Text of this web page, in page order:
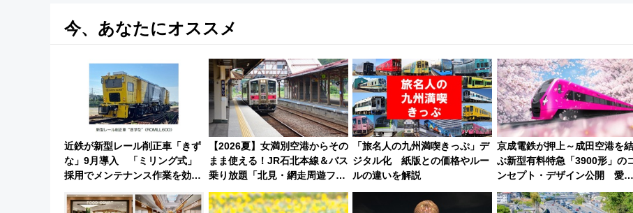
今、あなたにオススメ
近鉄が新型レール削正車「きず
な」9月導入 「ミリング式」
採用でメンテナンス作業を効率
貢献するだけでなく、全線区で
【2026夏】女満別空港からその
まま使える！JR石北本線＆バス
乗り放題「北見・網走周遊フリ
ーパス」でおトクに道東観光
（8/3発売）
「旅名人の九州満喫きっぷ」デ
ジタル化 紙版との価格やルー
ルの違いを解説
京成電鉄が押上～成田空港を結
ぶ新型有料特急「3900形」の
ンセプト・デザイン公開 愛称
募集も実施